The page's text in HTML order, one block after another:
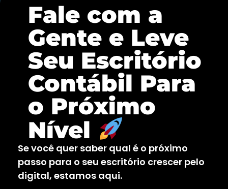
Fale com a
Gente e Leve
Seu Escritório
Contábil Para
o Próximo
Nível
Se você quer saber qual é o próximo
passo para o seu escritório crescer pelo
digital, estamos aqui.